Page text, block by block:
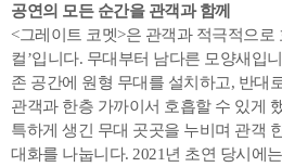
공연의 모든 순간을 관객과 함께
<그레이트 코멧>은 관객과 적극적으로
컬’입니다. 무대부터 남다른 모양새입
존 공간에 원형 무대를 설치하고, 반대
관객과 한층 가까이서 호흡할 수 있게
특하게 생긴 무대 곳곳을 누비며 관객
대화를 나눕니다. 2021년 초연 당시에